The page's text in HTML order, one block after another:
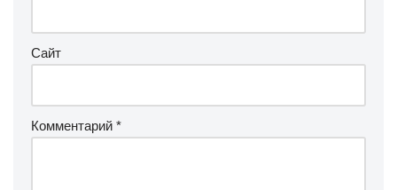
Сайт
Комментарий *